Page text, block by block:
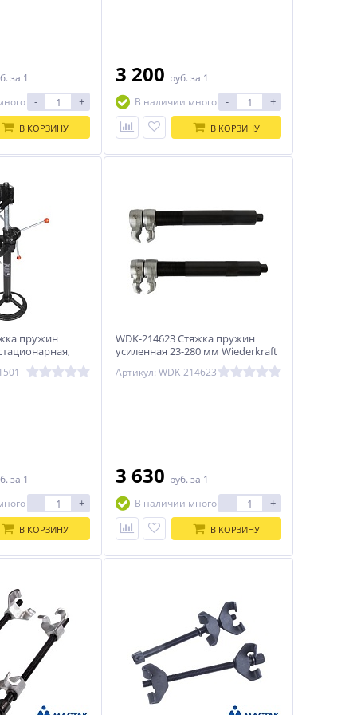
за 1
- +
В КОРЗИНУ
3 200 руб. за 1
В наличии много
- +
В КОРЗИНУ
пружин
за 1
- +
В КОРЗИНУ
WDK-214623 Стяжка пружин
усиленная 23-280 мм Wiederkraft
Артикул: WDK-214623
3 630 руб. за 1
В наличии много
- +
В КОРЗИНУ